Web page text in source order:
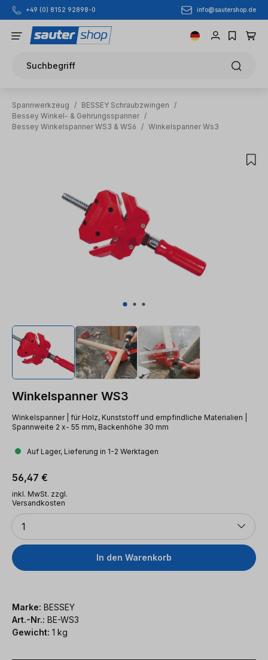
Zum Hauptinhalt springen
+49 (0) 8152 92898-0 info@sautershop.de
Suchbegriff
Spannwerkzeug / BESSEY Schraubzwingen
/
Bessey Winkel- & Gehrungsspanner /
Bessey Winkelspanner WS3 & WS6
/ Winkelspanner Ws3
Winkelspanner WS3
Winkelspanner | für Holz, Kunststoff und empfindliche Materialien |
Spannweite 2 x- 55 mm, Backenhöhe 30 mm
Auf Lager, Lieferung in 1-2 Werktagen
Regulärer Preis:
56,47 €
inkl. MwSt. zzgl.
Versandkosten
Anzahl
1
In den Warenkorb
Marke: BESSEY
Art.-Nr.: BE-WS3
Gewicht: 1 kg